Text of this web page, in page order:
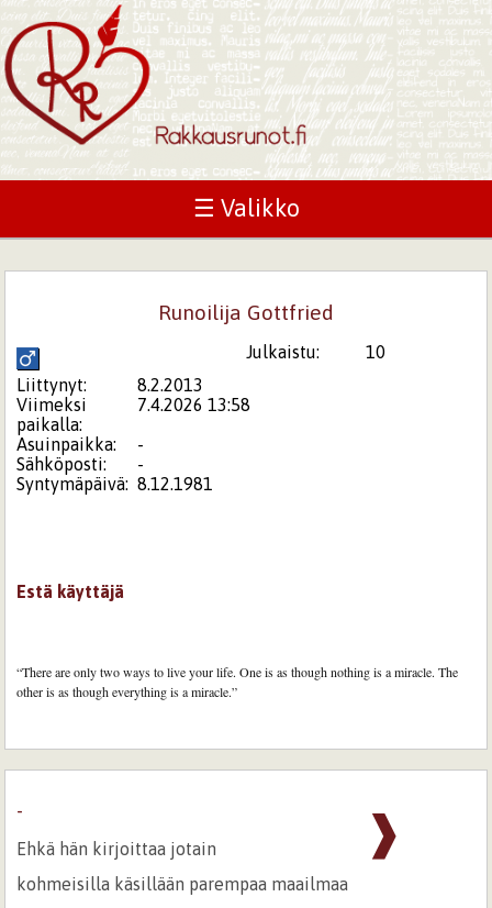
☰ Valikko
Runoilija Gottfried
Julkaistu:
10
Liittynyt:
8.2.2013
Viimeksi
paikalla:
7.4.2026 13:58
Asuinpaikka:
-
Sähköposti:
-
Syntymäpäivä: 8.12.1981
Estä käyttäjä
“There are only two ways to live your life. One is as though nothing is a miracle. The
other is as though everything is a miracle.”
❱
-
Ehkä hän kirjoittaa jotain
kohmeisilla käsillään parempaa maailmaa